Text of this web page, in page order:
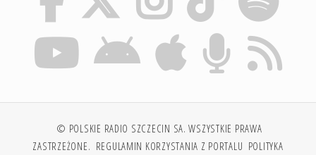
© POLSKIE RADIO SZCZECIN SA. WSZYSTKIE PRAWA
ZASTRZEŻONE. REGULAMIN KORZYSTANIA Z PORTALU POLITYKA